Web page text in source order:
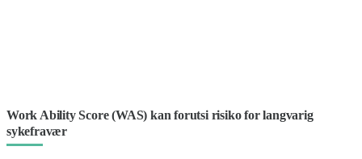
Work Ability Score (WAS) kan forutsi risiko for langvarig
sykefravær